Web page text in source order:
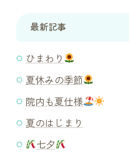
最新記事
ひまわり
夏休みの季節
院内も夏仕様
夏のはじまり
七夕